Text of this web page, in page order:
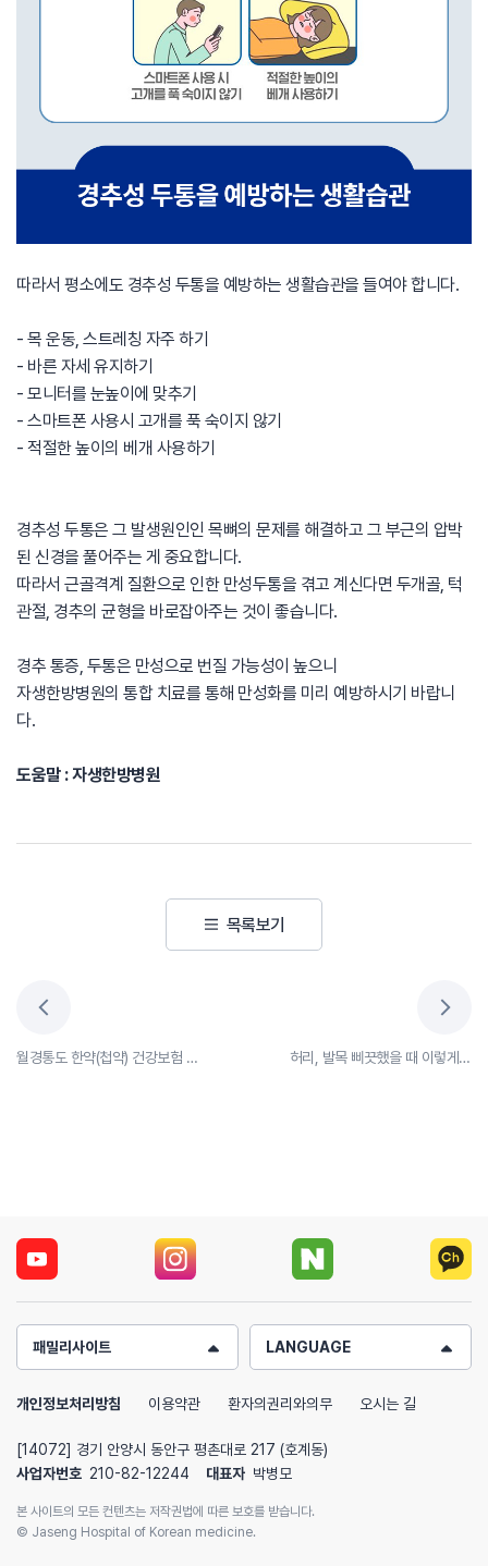
따라서 평소에도 경추성 두통을 예방하는 생활습관을 들여야 합니다.
- 목 운동, 스트레칭 자주 하기
- 바른 자세 유지하기
- 모니터를 눈높이에 맞추기
- 스마트폰 사용시 고개를 푹 숙이지 않기
- 적절한 높이의 베개 사용하기
경추성 두통은 그 발생원인인 목뼈의 문제를 해결하고 그 부근의 압박
된 신경을 풀어주는 게 중요합니다.
따라서 근골격계 질환으로 인한 만성두통을 겪고 계신다면 두개골, 턱
관절, 경추의 균형을 바로잡아주는 것이 좋습니다.
경추 통증, 두통은 만성으로 번질 가능성이 높으니
자생한방병원의 통합 치료를 통해 만성화를 미리 예방하시기 바랍니
다.
도움말 : 자생한방병원
월경통도 한약(첩약) 건강보험 적용이 가능!
목록보기
허리, 발목 삐끗했을 때 이렇게 하세요!
패밀리사이트 LANGUAGE
개인정보처리방침 이용약관 환자의권리와의무 오시는 길
[14072] 경기 안양시 동안구 평촌대로 217 (호계동)
사업자번호 210-82-12244 대표자 박병모
본 사이트의 모든 컨텐츠는 저작권법에 따른 보호를 받습니다.
© Jaseng Hospital of Korean medicine.